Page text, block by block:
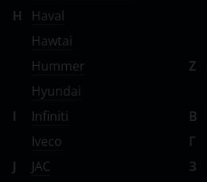
H
Haval
Hawtai
Hummer
Hyundai
I
Infiniti
Iveco
J
JAC
Z
В
Г
З